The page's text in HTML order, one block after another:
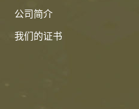
公司简介
我们的证书